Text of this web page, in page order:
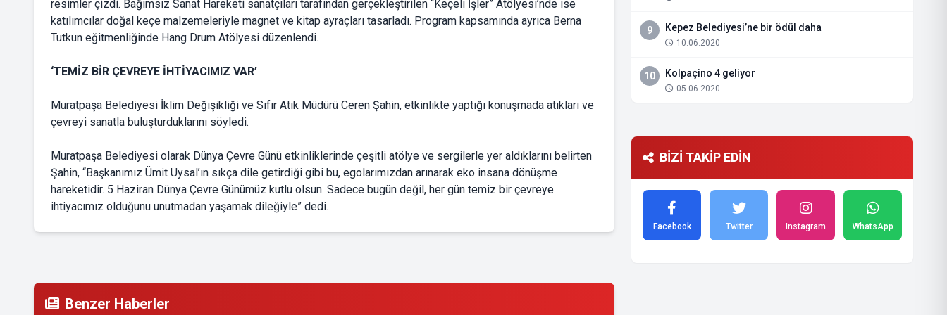
resimler çizdi. Bağımsız Sanat Hareketi sanatçıları tarafından gerçekleştirilen “Keçeli İşler” Atölyesi’nde ise
katılımcılar doğal keçe malzemeleriyle magnet ve kitap ayraçları tasarladı. Program kapsamında ayrıca Berna
Tutkun eğitmenliğinde Hang Drum Atölyesi düzenlendi.
‘TEMİZ BİR ÇEVREYE İHTİYACIMIZ VAR’
Muratpaşa Belediyesi İklim Değişikliği ve Sıfır Atık Müdürü Ceren Şahin, etkinlikte yaptığı konuşmada atıkları ve
çevreyi sanatla buluşturduklarını söyledi.
Muratpaşa Belediyesi olarak Dünya Çevre Günü etkinliklerinde çeşitli atölye ve sergilerle yer aldıklarını belirten
Şahin, “Başkanımız Ümit Uysal’ın sıkça dile getirdiği gibi bu, egolarımızdan arınarak eko insana dönüşme
hareketidir. 5 Haziran Dünya Çevre Günümüz kutlu olsun. Sadece bugün değil, her gün temiz bir çevreye
ihtiyacımız olduğunu unutmadan yaşamak dileğiyle” dedi.
Benzer Haberler
9 Kepez Belediyesi’ne bir ödül daha
10.06.2020
10 Kolpaçino 4 geliyor
05.06.2020
BİZİ TAKİP EDİN
Facebook Twitter Instagram WhatsApp